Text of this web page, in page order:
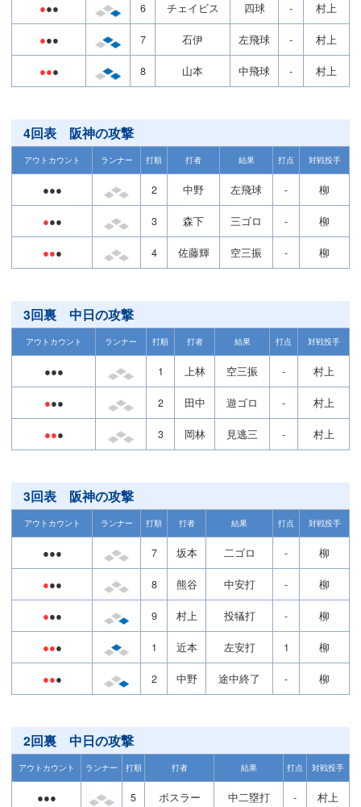
●●● 6 チェイビス 四球 - 村上
●●● 7 石伊 左飛球 - 村上
●●● 8 山本 中飛球 - 村上
4回表 阪神の攻撃
アウトカウント ランナー 打順 打者 結果 打点 対戦投手
●●● 2 中野 左飛球 - 柳
●●● 3 森下 三ゴロ - 柳
●●● 4 佐藤輝 空三振 - 柳
3回裏 中日の攻撃
アウトカウント ランナー 打順 打者 結果 打点 対戦投手
●●● 1 上林 空三振 - 村上
●●● 2 田中 遊ゴロ - 村上
●●● 3 岡林 見逃三 - 村上
3回表 阪神の攻撃
アウトカウント ランナー 打順 打者 結果 打点 対戦投手
●●● 7 坂本 二ゴロ - 柳
●●● 8 熊谷 中安打 - 柳
●●● 9 村上 投犠打 - 柳
●●● 1 近本 左安打 1 柳
●●● 2 中野 途中終了 - 柳
2回裏 中日の攻撃
アウトカウント ランナー 打順 打者 結果 打点 対戦投手
●●● 5 ボスラー 中二塁打 - 村上